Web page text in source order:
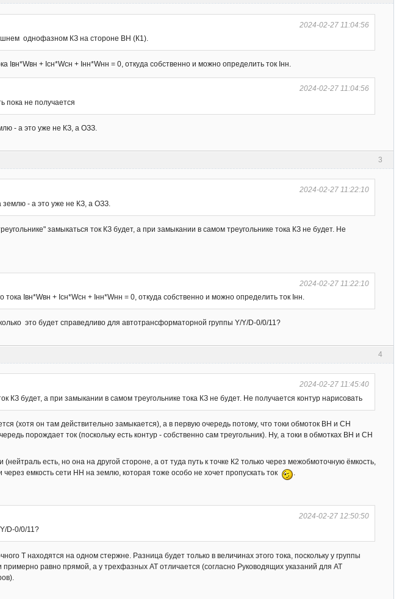
2024-02-27 11:04:56
однофазном КЗ на стороне ВН (К1).
Iвн*Wвн + Iсн*Wсн + Iнн*Wнн = 0, откуда собственно и можно определить ток Iнн.
2024-02-27 11:04:56
пока не получается
- а это уже не КЗ, а ОЗЗ.
3
2024-02-27 11:22:10
землю - а это уже не КЗ, а ОЗЗ.
замыкаться ток КЗ будет, а при замыкании в самом треугольнике тока КЗ не будет. Не
2024-02-27 11:22:10
Iвн*Wвн + Iсн*Wсн + Iнн*Wнн = 0, откуда собственно и можно определить ток Iнн.
это будет справедливо для автотрансформаторной группы Y/Y/D-0/0/11?
4
2024-02-27 11:45:40
будет, а при замыкании в самом треугольнике тока КЗ не будет. Не получается контур нарисовать
(хотя он там действительно замыкается), а в первую очередь потому, что токи обмоток ВН и СН
порождает ток (поскольку есть контур - собственно сам треугольник). Ну, а токи в обмотках ВН и СН
(нейтраль есть, но она на другой стороне, а от туда путь к точке К2 только через межобмоточную ёмкость,
емкость сети НН на землю, которая тоже особо не хочет пропускать ток
.
2024-02-27 12:50:50
D-0/0/11?
Т находятся на одном стержне. Разница будет только в величинах этого тока, поскольку у группы
равно прямой, а у трехфазных АТ отличается (согласно Руководящих указаний для АТ